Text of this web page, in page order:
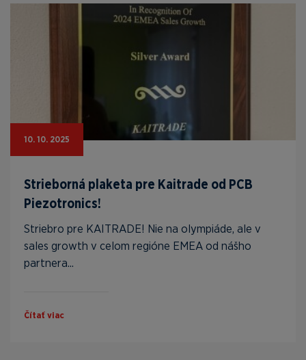
10. 10. 2025
Strieborná plaketa pre Kaitrade od PCB
Piezotronics!
Striebro pre KAITRADE! Nie na olympiáde, ale v
sales growth v celom regióne EMEA od nášho
partnera...
Čítať viac